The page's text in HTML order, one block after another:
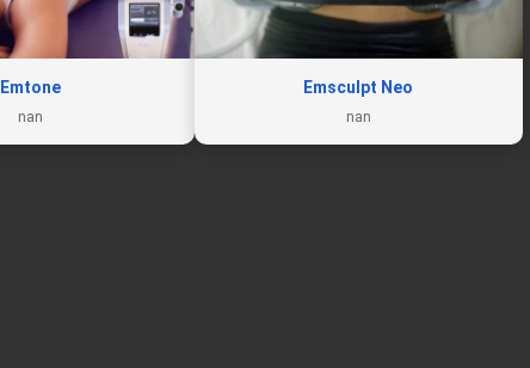
Emtone
nan
Emsculpt Neo
nan